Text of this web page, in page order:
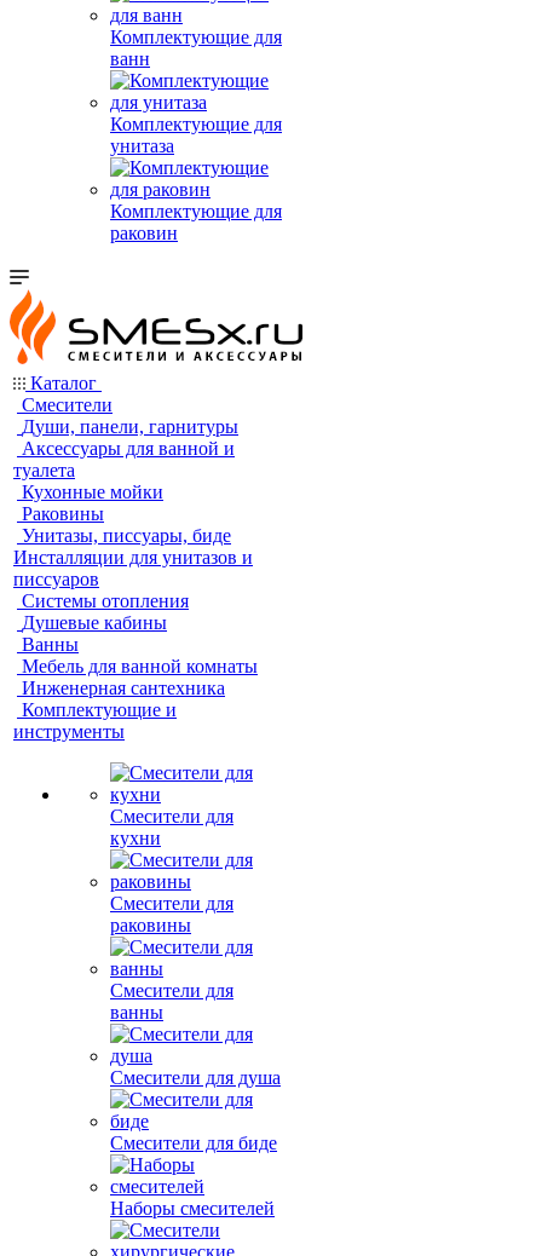
Комплектующие для
ванн
Комплектующие для
унитаза
Комплектующие для
раковин
Каталог
Смесители
Души, панели, гарнитуры
Аксессуары для ванной и
туалета
Кухонные мойки
Раковины
Унитазы, писсуары, биде
Инсталляции для унитазов и
писсуаров
Системы отопления
Душевые кабины
Ванны
Мебель для ванной комнаты
Инженерная сантехника
Комплектующие и
инструменты
Смесители для
кухни
Смесители для
раковины
Смесители для
ванны
Смесители для душа
Смесители для биде
Наборы смесителей